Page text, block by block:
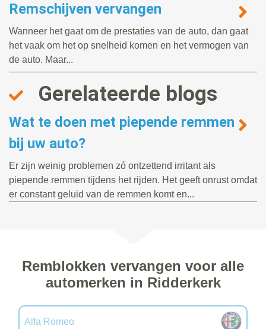
Remschijven vervangen
Wanneer het gaat om de prestaties van de auto, dan gaat
het vaak om het op snelheid komen en het vermogen van
de auto. Maar...
Gerelateerde blogs
Wat te doen met piepende remmen
bij uw auto?
Er zijn weinig problemen zó ontzettend irritant als
piepende remmen tijdens het rijden. Het geeft onrust omdat
er constant geluid van de remmen komt en...
Remblokken vervangen voor alle
automerken in Ridderkerk
Alfa Romeo